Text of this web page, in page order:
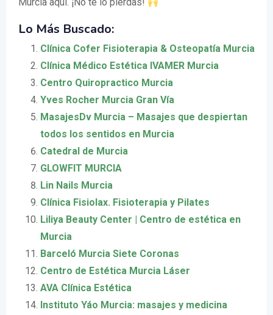
Lo Más Buscado:
Clínica Cofer Fisioterapia & Osteopatía Murcia
Clínica Médico Estética IVAMER Murcia
Centro Quiropractico Murcia
Yves Rocher Murcia Gran Vía
MasajesDv Murcia – Masajes que despiertan
todos los sentidos en Murcia
Catedral de Murcia
GLOWFIT MURCIA
Lin Nails Murcia
Clínica Fisiolax. Fisioterapia y Pilates
Liliya Beauty Center | Centro de estética en
Murcia
Barceló Murcia Siete Coronas
Centro de Estética Murcia Láser
AVA Clínica Estética
Instituto Yáo Murcia: masajes y medicina